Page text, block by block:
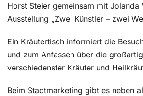
Horst Steier gemeinsam mit Jolanda
Ausstellung „Zwei Künstler – zwei
Ein Kräutertisch informiert die
und zum Anfassen über die
verschiedenster Kräuter und
Beim Stadtmarketing gibt es neben